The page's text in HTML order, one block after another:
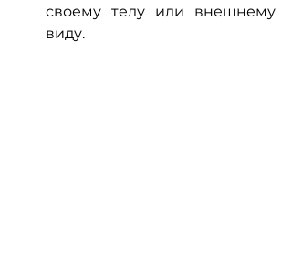
своему телу или внешнему
виду.